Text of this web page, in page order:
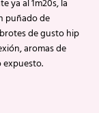
ya al 1m20s, la
puñado de
de gusto hip
aromas de